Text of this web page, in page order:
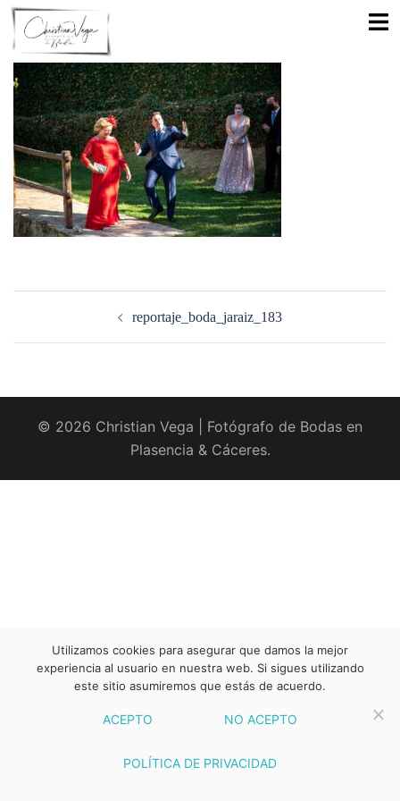
Saltar
contenido
reportaje_boda_jaraiz_183
© 2026 Christian Vega | Fotógrafo de Bodas en
Plasencia & Cáceres.
Utilizamos cookies para asegurar que damos la mejor
experiencia al usuario en nuestra web. Si sigues utilizando
este sitio asumiremos que estás de acuerdo.
ACEPTO NO ACEPTO
POLÍTICA DE PRIVACIDAD